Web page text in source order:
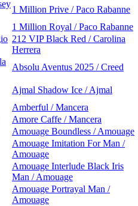
1 Million Prive / Paco Rabanne
1 Million Royal / Paco Rabanne
212 VIP Black Red / Carolina
Herrera
Absolu Aventus 2025 / Creed
Ajmal Shadow Ice / Ajmal
Amberful / Mancera
Amore Caffe / Mancera
Amouage Boundless / Amouage
Amouage Imitation For Man /
Amouage
Amouage Interlude Black Iris
Man / Amouage
Amouage Portrayal Man /
Amouage